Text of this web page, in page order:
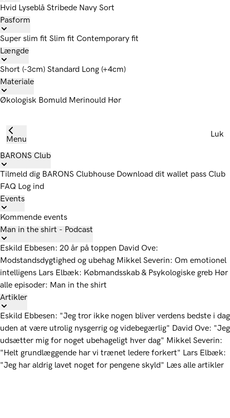
Hvid Lyseblå Stribede Navy Sort
Pasform
Super slim fit Slim fit Contemporary fit
Længde
Short (-3cm) Standard Long (+4cm)
Materiale
Økologisk Bomuld Merinould Hør
Menu
Luk
BARONS Club
Tilmeld dig BARONS Clubhouse Download dit wallet pass Club
FAQ Log ind
Events
Kommende events
Man in the shirt - Podcast
Eskild Ebbesen: 20 år på toppen David Ove:
Modstandsdygtighed og ubehag Mikkel Severin: Om emotionel
intelligens Lars Elbæk: Købmandsskab & Psykologiske greb Hør
alle episoder: Man in the shirt
Artikler
Eskild Ebbesen: "Jeg tror ikke nogen bliver verdens bedste i dag
uden at være utrolig nysgerrig og videbegærlig" David Ove: "Jeg
udsætter mig for noget ubehageligt hver dag" Mikkel Severin:
"Helt grundlæggende har vi trænet ledere forkert" Lars Elbæk:
"Jeg har aldrig lavet noget for pengene skyld" Læs alle artikler